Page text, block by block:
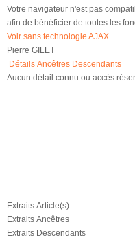
Votre navigateur n'est pas
afin de bénéficier de toutes les
Voir sans technologie AJAX
Pierre GILET
Détails Ancêtres Descendants
Aucun détail connu ou accès
Extraits Article(s)
Extraits Ancêtres
Extraits Descendants